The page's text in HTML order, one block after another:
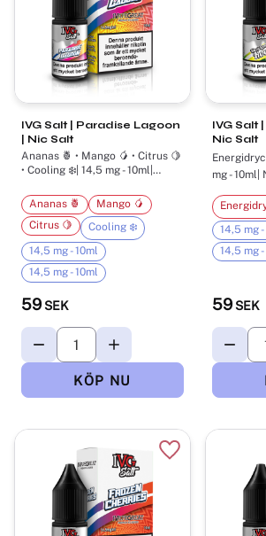
IVG Salt | Paradise Lagoon
| Nic Salt
Ananas 🍍 • Mango 🥭 • Citrus 🍋
• Cooling ❄️| 14,5 mg - 10ml|
59 SEK
Ananas 🍍
Mango 🥭
Citrus 🍋
Cooling ❄️
14,5 mg - 10ml
14,5 mg - 10ml
IVG Salt
Nic Salt
Energidryck
mg -
59 SEK
14,5 mg -
14,5 mg -
Lägg till i